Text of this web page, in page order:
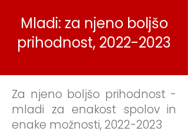
Mladi: za njeno boljšo
prihodnost, 2022-2023
Za njeno boljšo prihodnost -
mladi za enakost spolov in
enake možnosti,2022-2023